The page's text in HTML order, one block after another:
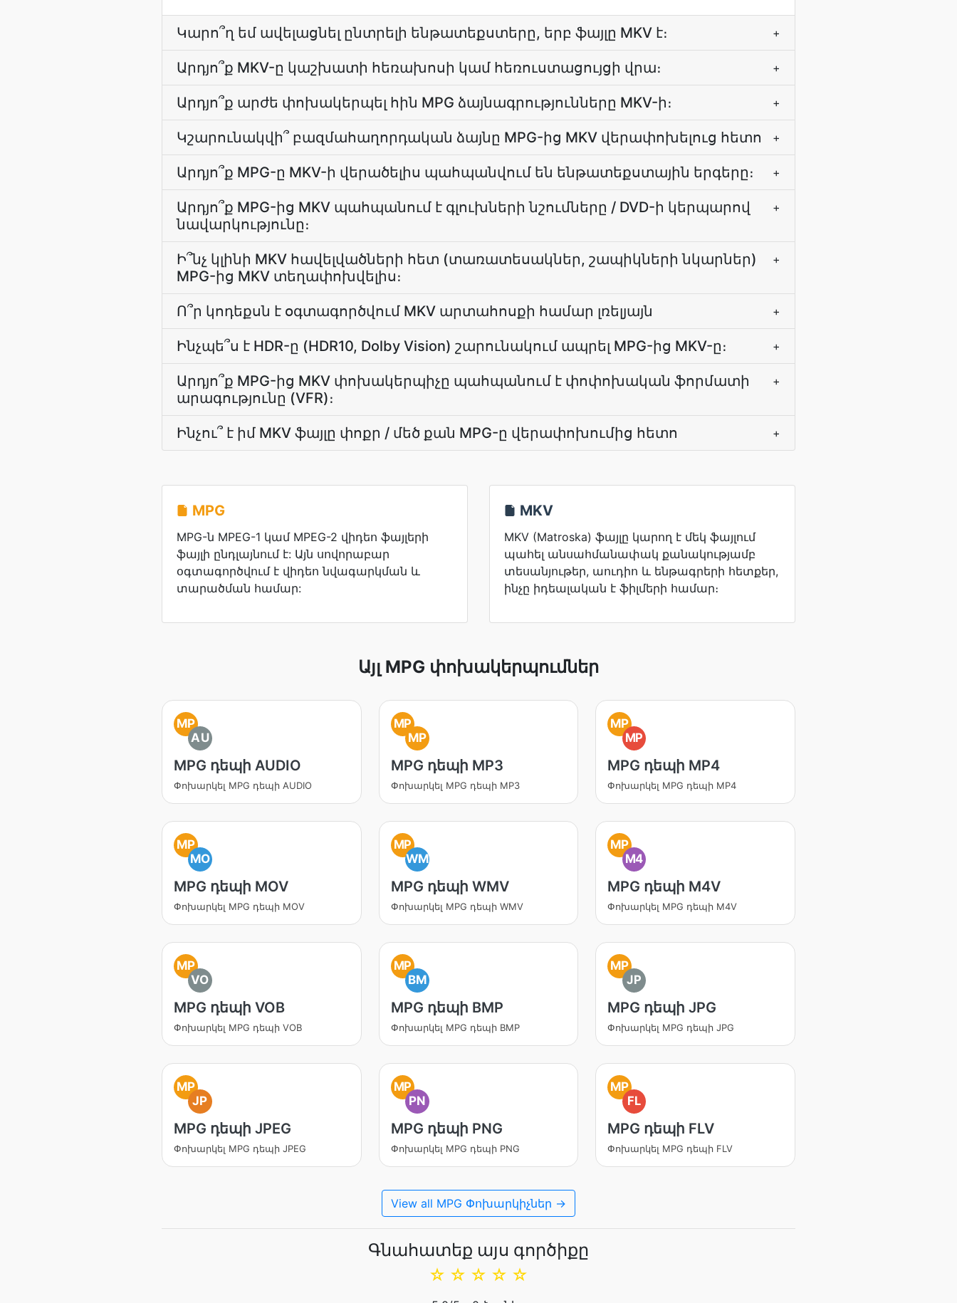
Կարո՞ղ եմ ավելացնել ընտրելի ենթատեքստերը, երբ ֆայլը MKV է։ +
Արդյո՞ք MKV-ը կաշխատի հեռախոսի կամ հեռուստացույցի վրա։ +
Արդյո՞ք արժե փոխակերպել հին MPG ձայնագրությունները MKV-ի։ +
Կշարունակվի՞ բազմահաղորդական ձայնը MPG-ից MKV վերափոխելուց հետո +
Արդյո՞ք MPG-ը MKV-ի վերածելիս պահպանվում են ենթատեքստային երգերը։ +
Արդյո՞ք MPG-ից MKV պահպանում է գլուխների նշումները / DVD-ի կերպարով
նավարկությունը։
+
Ի՞նչ կլինի MKV հավելվածների հետ (տառատեսակներ, շապիկների նկարներ)
MPG-ից MKV տեղափոխվելիս։
+
Ո՞ր կոդեքսն է օգտագործվում MKV արտահոսքի համար լռելյայն +
Ինչպե՞ս է HDR-ը (HDR10, Dolby Vision) շարունակում ապրել MPG-ից MKV-ը։ +
Արդյո՞ք MPG-ից MKV փոխակերպիչը պահպանում է փոփոխական ֆորմատի
արագությունը (VFR)։
+
Ինչու՞ է իմ MKV ֆայլը փոքր / մեծ քան MPG-ը վերափոխումից հետո +
MPG
MPG-ն MPEG-1 կամ MPEG-2 վիդեո ֆայլերի
ֆայլի ընդլայնում է: Այն սովորաբար
օգտագործվում է վիդեո նվագարկման և
տարածման համար:
MKV
MKV (Matroska) ֆայլը կարող է մեկ ֆայլում
պահել անսահմանափակ քանակությամբ
տեսանյութեր, աուդիո և ենթագրերի հետքեր,
ինչը իդեալական է ֆիլմերի համար։
Այլ MPG փոխակերպումներ
MP
AU
MPG դեպի AUDIO
Փոխարկել MPG դեպի AUDIO
MP
MP
MPG դեպի MP3
Փոխարկել MPG դեպի MP3
MP
MP
MPG դեպի MP4
Փոխարկել MPG դեպի MP4
MP
MO
MPG դեպի MOV
Փոխարկել MPG դեպի MOV
MP
WM
MPG դեպի WMV
Փոխարկել MPG դեպի WMV
MP
M4
MPG դեպի M4V
Փոխարկել MPG դեպի M4V
MP
VO
MPG դեպի VOB
Փոխարկել MPG դեպի VOB
MP
BM
MPG դեպի BMP
Փոխարկել MPG դեպի BMP
MP
JP
MPG դեպի JPG
Փոխարկել MPG դեպի JPG
MP
JP
MPG դեպի JPEG
Փոխարկել MPG դեպի JPEG
MP
PN
MPG դեպի PNG
Փոխարկել MPG դեպի PNG
MP
FL
MPG դեպի FLV
Փոխարկել MPG դեպի FLV
View all MPG Փոխարկիչներ →
Գնահատեք այս գործիքը
☆
☆
☆
☆
☆